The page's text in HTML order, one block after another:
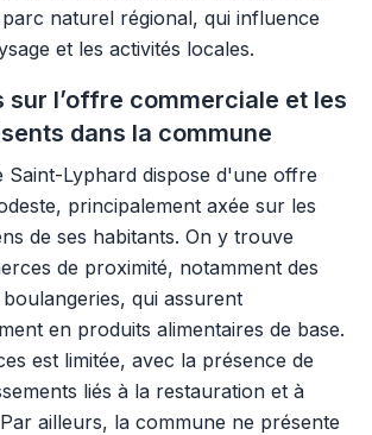
naturel régional, qui influence
et les activités locales.
sur l’offre commerciale et les
dans la commune
Saint-Lyphard dispose d'une offre
principalement axée sur les
de ses habitants. On y trouve
de proximité, notamment des
qui assurent
en produits alimentaires de base.
est limitée, avec la présence de
liés à la restauration et à
ailleurs, la commune ne présente